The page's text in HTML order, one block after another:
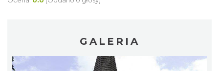
GALERIA